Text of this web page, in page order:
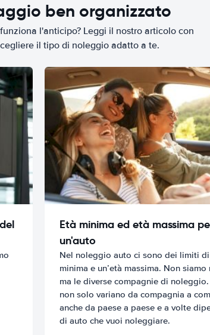
ben organizzato
l'anticipo? Leggi il nostro articolo con
il tipo di noleggio adatto a te.
Età minima ed età massima
un'auto
Nel noleggio auto ci sono dei limiti di
minima e un’età massima. Non
ma le diverse compagnie di
non solo variano da compagnia a
anche da paese a paese e a volte
di auto che vuoi noleggiare.